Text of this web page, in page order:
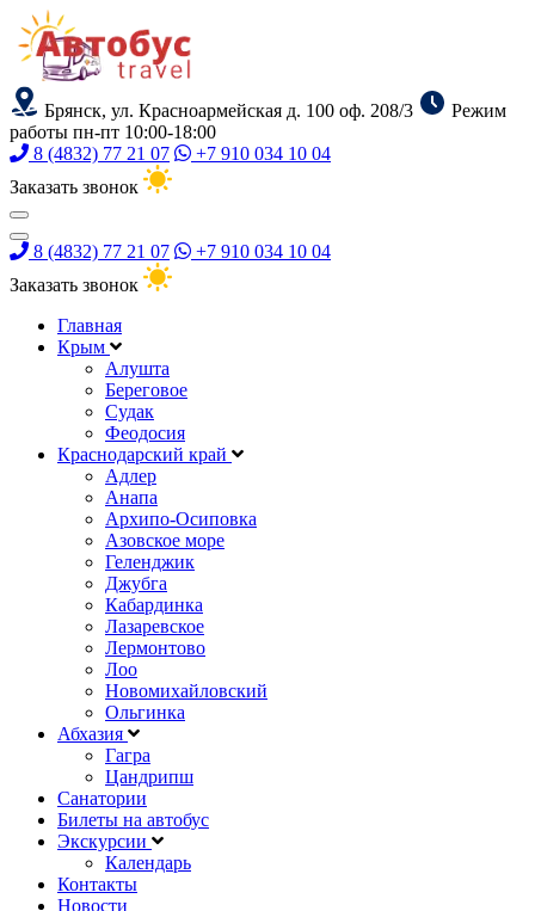
Брянск, ул. Красноармейская д. 100 оф. 208/3
Режим
работы пн-пт 10:00-18:00
8 (4832) 77 21 07
+7 910 034 10 04
Заказать звонок
8 (4832) 77 21 07
+7 910 034 10 04
Заказать звонок
Главная
Крым
Алушта
Береговое
Судак
Феодосия
Краснодарский край
Адлер
Анапа
Архипо-Осиповка
Азовское море
Геленджик
Джубга
Кабардинка
Лазаревское
Лермонтово
Лоо
Новомихайловский
Ольгинка
Абхазия
Гагра
Цандрипш
Санатории
Билеты на автобус
Экскурсии
Календарь
Контакты
Новости